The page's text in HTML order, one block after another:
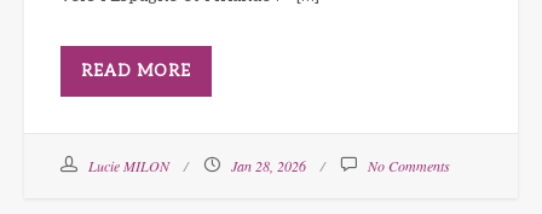
READ MORE
Lucie MILON Jan 28, 2026 No Comments